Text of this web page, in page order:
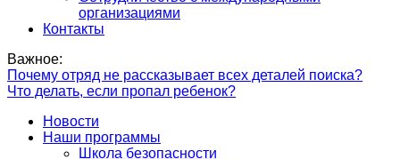
организациями
Контакты
Важное:
Почему отряд не рассказывает всех деталей поиска?
Что делать, если пропал ребенок?
Новости
Наши программы
Школа безопасности